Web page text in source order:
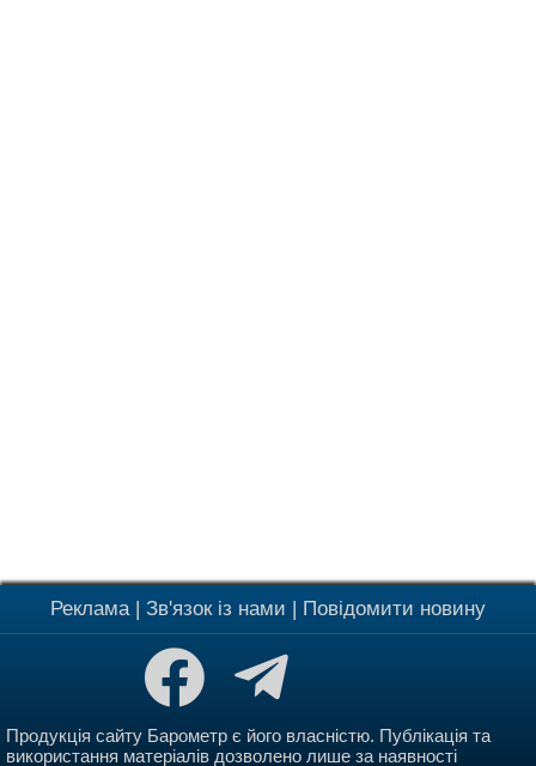
Реклама| Зв'язок із нами | Повідомити новину
Продукція сайту Барометр є його власністю. Публікація та
використання матеріалів дозволено лише за наявності